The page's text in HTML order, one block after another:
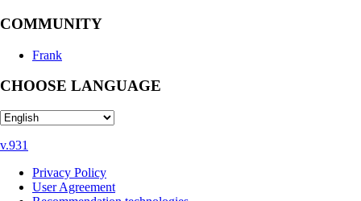
COMMUNITY
Frank
CHOOSE LANGUAGE
v.931
Privacy Policy
User Agreement